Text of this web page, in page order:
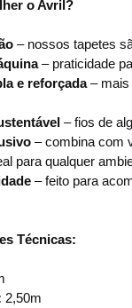
o Avril?
– nossos tapetes
– praticidade
e reforçada– mais
– fios de
– combina com
para qualquer
– feito para
Técnicas:
2,50m